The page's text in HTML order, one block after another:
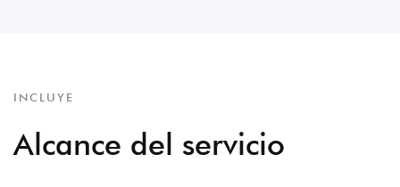
INCLUYE
Alcance del servicio